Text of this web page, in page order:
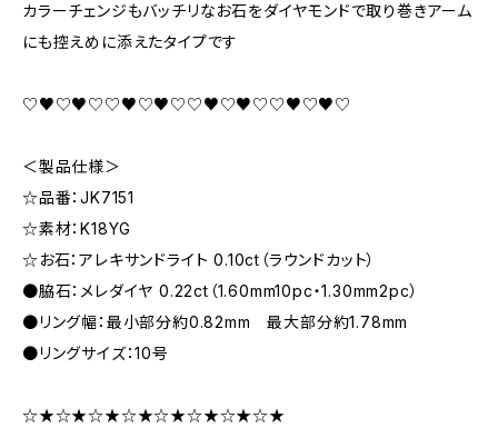
カラーチェンジもバッチリなお石をダイヤモンドで取り巻きアーム
にも控えめに添えたタイプです
♡♥♡♥♡♡♥♡♥♡♡♥♡♥♡♡♥♡♥♡
＜製品仕様＞
☆品番：JK7151
☆素材：K18YG
☆お石：アレキサンドライト 0.10ct（ラウンドカット）
●脇石：メレダイヤ 0.22ct（1.60mm10pc・1.30mm2pc）
●リング幅：最小部分約0.82mm 最大部分約1.78mm
●リングサイズ：10号
☆★☆★☆★☆★☆★☆★☆★☆★